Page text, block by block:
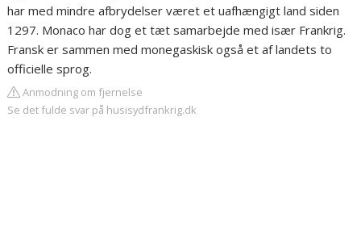
har med mindre afbrydelser været et uafhængigt land siden
1297. Monaco har dog et tæt samarbejde med især Frankrig.
Fransk er sammen med monegaskisk også et af landets to
officielle sprog.
Anmodning om fjernelse
Se det fulde svar på husisydfrankrig.dk